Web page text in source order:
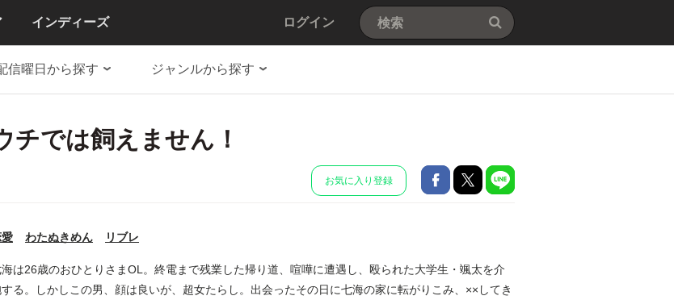
インディーズ ログイン
信曜日から探す ジャンルから探す
チでは飼えません！
お気に入り登録
わたぬきめん リブレ
は26歳のおひとりさまOL。終電まで残業した帰り道、喧嘩に遭遇し、殴られた大学生・颯太を介
る。しかしこの男、顔は良いが、超女たらし。出会ったその日に七海の家に転がりこみ、××してき